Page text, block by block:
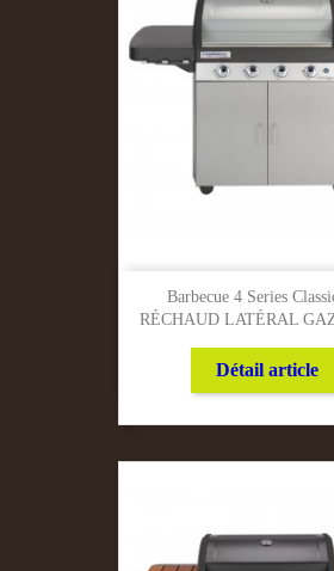
Barbecue 4 Series
RÉCHAUD LATÉRAL
Détail article